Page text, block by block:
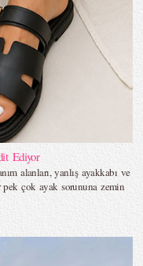
Ediyor
alanları, yanlış ayakkabı ve
çok ayak sorununa zemin